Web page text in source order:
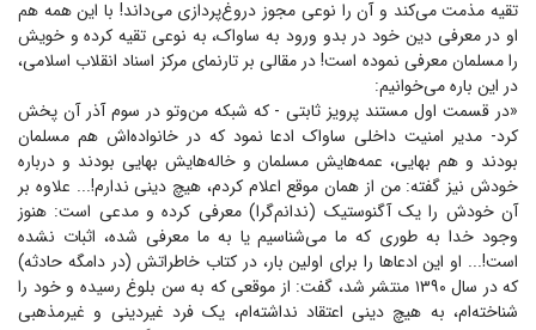
تقیه مذمت می‌کند و آن را نوعی مجوز دروغ‌پردازی می‌داند! با این همه هم
او در معرفی دین خود در بدو ورود به ساواک، به نوعی تقیه کرده و خویش
را مسلمان معرفی نموده است! در مقالی بر تارنمای مرکز اسناد انقلاب اسلامی،
در این باره می‌خوانیم:
«در قسمت اول مستند پرویز ثابتی - که شبکه من‌وتو در سوم آذر آن پخش
کرد- مدیر امنیت داخلی ساواک ادعا نمود که در خانواده‌اش هم مسلمان
بودند و هم بهایی، عمه‌هایش مسلمان و خاله‌هایش بهایی بودند و درباره
خودش نیز گفته: من از همان موقع اعلام کردم، هیچ دینی ندارم!... علاوه بر
آن خودش را یک آگنوستیک (ندانم‌گرا) معرفی کرده و مدعی است: هنوز
وجود خدا به طوری که ما می‌شناسیم یا به ما معرفی شده، اثبات نشده
است!... او این ادعا‌ها را برای اولین بار، در کتاب خاطراتش (در دامگه حادثه)
که در سال ۱۳۹۰ منتشر شد، گفت: از موقعی که به سن بلوغ رسیده و خود را
شناخته‌ام، به هیچ دینی اعتقاد نداشته‌ام، یک فرد غیردینی و غیرمذهبی